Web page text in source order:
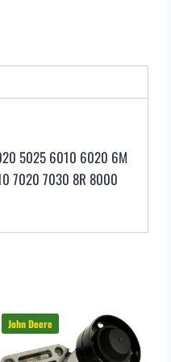
5025 6010 6020 6M
7020 7030 8R 8000